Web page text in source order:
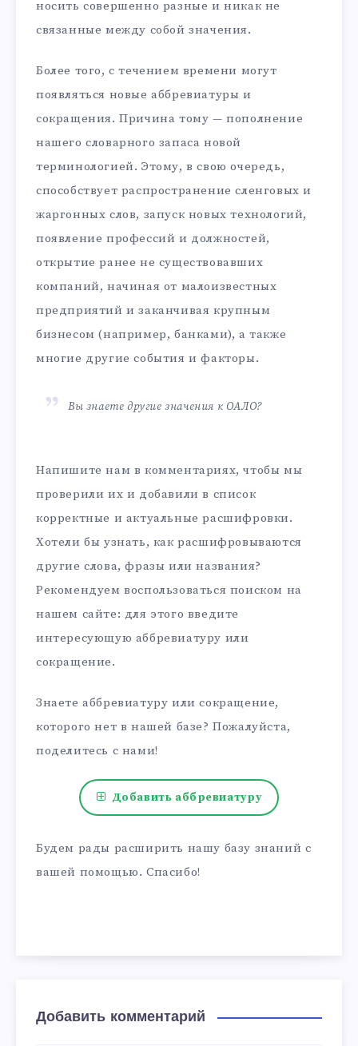
носить совершенно разные и никак не
связанные между собой значения.
Более того, с течением времени могут
появляться новые аббревиатуры и
сокращения. Причина тому — пополнение
нашего словарного запаса новой
терминологией. Этому, в свою очередь,
способствует распространение сленговых и
жаргонных слов, запуск новых технологий,
появление профессий и должностей,
открытие ранее не существовавших
компаний, начиная от малоизвестных
предприятий и заканчивая крупным
бизнесом (например, банками), а также
многие другие события и факторы.
Вы знаете другие значения к ОАЛО?
Напишите нам в комментариях, чтобы мы
проверили их и добавили в список
корректные и актуальные расшифровки.
Хотели бы узнать, как расшифровываются
другие слова, фразы или названия?
Рекомендуем воспользоваться поиском на
нашем сайте: для этого введите
интересующую аббревиатуру или
сокращение.
Знаете аббревиатуру или сокращение,
которого нет в нашей базе? Пожалуйста,
поделитесь с нами!
Добавить аббревиатуру
Будем рады расширить нашу базу знаний с
вашей помощью. Спасибо!
Добавить комментарий